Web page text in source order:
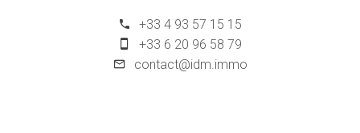
+33 4 93 57 15 15
+33 6 20 96 58 79
contact@idm.immo